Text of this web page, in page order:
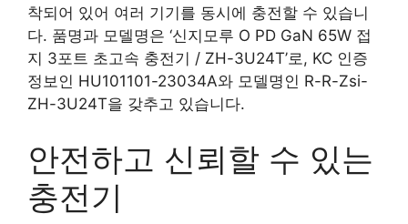
착되어 있어 여러 기기를 동시에 충전할 수 있습니
다. 품명과 모델명은 ‘신지모루 O PD GaN 65W 접
지 3포트 초고속 충전기 / ZH-3U24T’로, KC 인증
정보인 HU101101-23034A와 모델명인 R-R-Zsi-
ZH-3U24T을 갖추고 있습니다.
안전하고 신뢰할 수 있는
충전기